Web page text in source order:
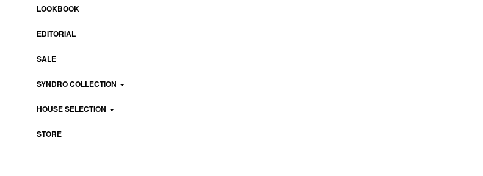
LOOKBOOK
EDITORIAL
SALE
SYNDRO COLLECTION
HOUSE SELECTION
STORE